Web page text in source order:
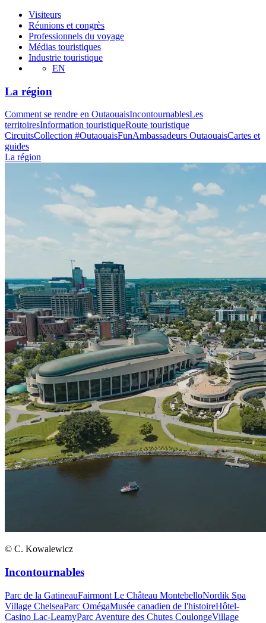
Visiteurs
Réunions et congrès
Professionnels du voyage
Médias touristiques
Industrie touristique
EN
La région
Comment se rendre en OutaouaisIncontournablesLes
territoiresInformation touristiqueRoute touristique
CircuitsCollection #OutaouaisFunAmbassadeurs OutaouaisCartes et
guides
La région
© C. Kowalewicz
Incontournables
Parc de la GatineauFairmont Le Château MontebelloNordik Spa
Village ChelseaParc OmégaMusée canadien de l'histoireHôtel-
Casino Lac-LeamyParc Aventure des Chutes CoulongeVillage